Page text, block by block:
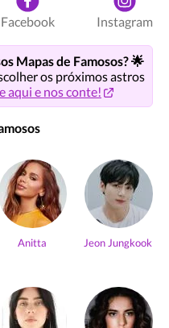
Facebook Instagram
Mapas de Famosos? 🌟
os próximos astros
aqui e nos conte!
Anitta Jeon Jungkook